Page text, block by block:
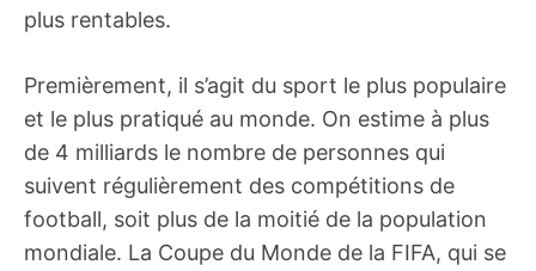
plus rentables.
Premièrement, il s’agit du sport le plus populaire
et le plus pratiqué au monde. On estime à plus
de 4 milliards le nombre de personnes qui
suivent régulièrement des compétitions de
football, soit plus de la moitié de la population
mondiale. La Coupe du Monde de la FIFA, qui se